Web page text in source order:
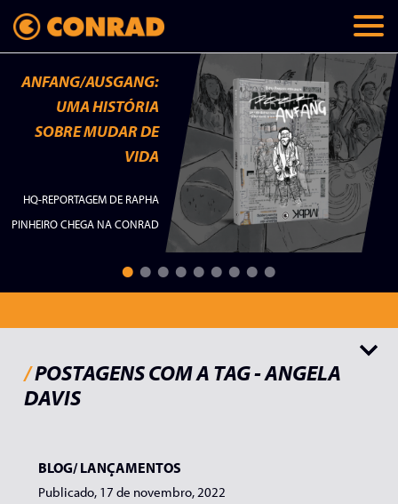
ANFANG/AUSGANG:
UMA HISTÓRIA
SOBRE MUDAR DE
VIDA
HQ-REPORTAGEM DE RAPHA
PINHEIRO CHEGA NA CONRAD
/POSTAGENS COM A TAG - ANGELA
DAVIS
BLOG/LANÇAMENTOS
Publicado, 17 de novembro, 2022